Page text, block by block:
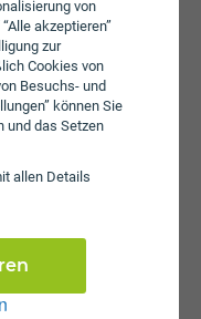
von
akzeptieren”
zur
Cookies von
Besuchs- und
können Sie
und das Setzen
allen Details
erhoben.
verschiedenen
über kombinierbare
Handytarif-
nach Belieben mit